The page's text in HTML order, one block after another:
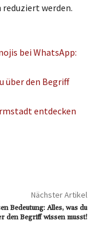
werden.
bei WhatsApp:
über den Begriff
entdecken
Nächster Artikel
Bedeutung: Alles, was du
den Begriff wissen musst!